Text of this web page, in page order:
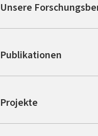
Unsere
Publikationen
Projekte